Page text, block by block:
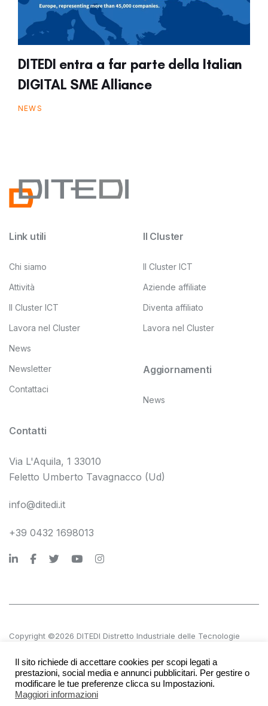
DITEDI entra a far parte della Italian
DIGITAL SME Alliance
NEWS
Link utili
Chi siamo
Attività
Il Cluster ICT
Lavora nel Cluster
News
Newsletter
Contattaci
Il Cluster
Il Cluster ICT
Aziende affiliate
Diventa affiliato
Lavora nel Cluster
Aggiornamenti
News
Contatti
Via L'Aquila, 1 33010
Feletto Umberto Tavagnacco (Ud)
info@ditedi.it
+39 0432 1698013
Copyright ©2026 DITEDI Distretto Industriale delle Tecnologie
P.IVA 02561380300 | REA UD 270601
Il sito richiede di accettare cookies per scopi legati a
prestazioni, social media e annunci pubblicitari. Per gestire o
modificare le tue preferenze clicca su Impostazioni.
Maggiori informazioni